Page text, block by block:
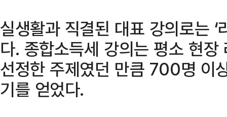
실생활과 직결된 대표 강의로는
다. 종합소득세 강의는 평소 현
선정한 주제였던 만큼 700명 이
기를 얻었다.